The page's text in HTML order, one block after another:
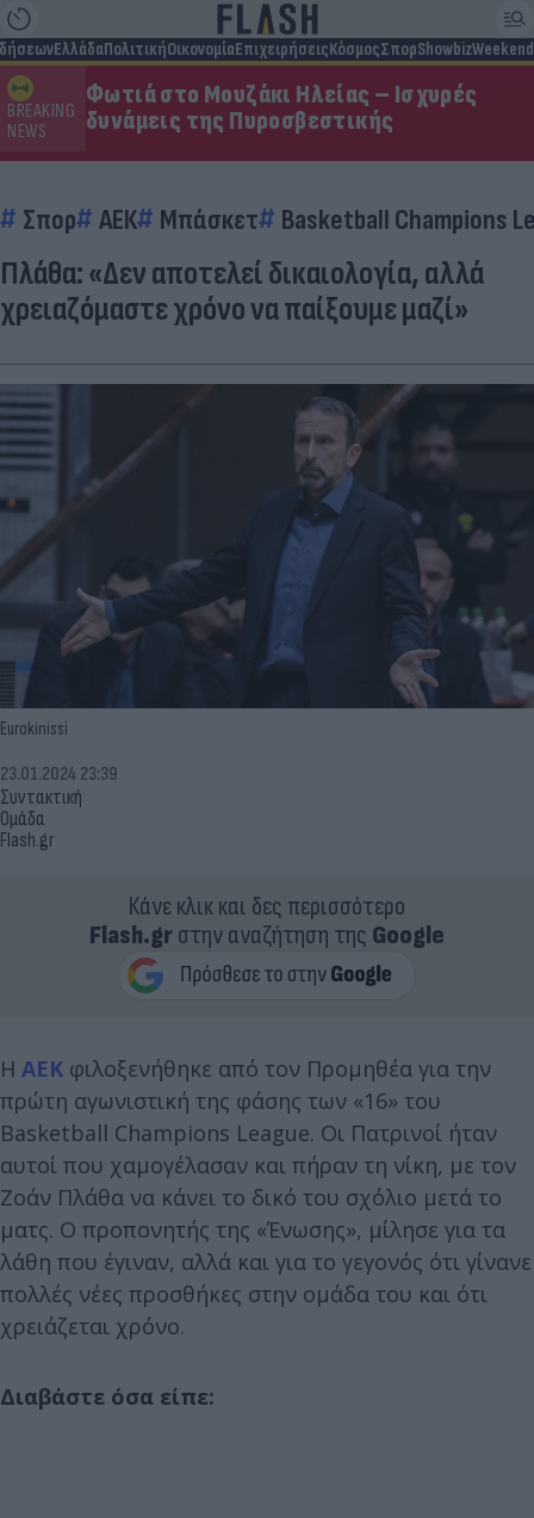
ΕλλάδαΠολιτικήΟικονομίαΕπιχειρήσειςΚόσμοςΣπορShowbizWeekend
BREAKING
NEWS
Φωτιά στο Μουζάκι Ηλείας – Ισχυρές
δυνάμεις της Πυροσβεστικής
Σπορ ΑΕΚ Μπάσκετ Basketball Champions
Πλάθα: «Δεν αποτελεί δικαιολογία, αλλά
χρειαζόμαστε χρόνο να παίξουμε μαζί»
Eurokinissi
Συντακτική
Ομάδα
Flash.gr
23.01.2024 23:39
Κάνε κλικ και δες περισσότερο
Flash.grστην αναζήτηση της Google
Η ΑΕΚ φιλοξενήθηκε από τον Προμηθέα για την
πρώτη αγωνιστική της φάσης των «16» του
Basketball Champions League. Οι Πατρινοί ήταν
αυτοί που χαμογέλασαν και πήραν τη νίκη, με τον
Ζοάν Πλάθα να κάνει το δικό του σχόλιο μετά το
ματς. Ο προπονητής της «Ένωσης», μίλησε για τα
λάθη που έγιναν, αλλά και για το γεγονός ότι γίνανε
πολλές νέες προσθήκες στην ομάδα του και ότι
χρειάζεται χρόνο.
Διαβάστε όσα είπε: